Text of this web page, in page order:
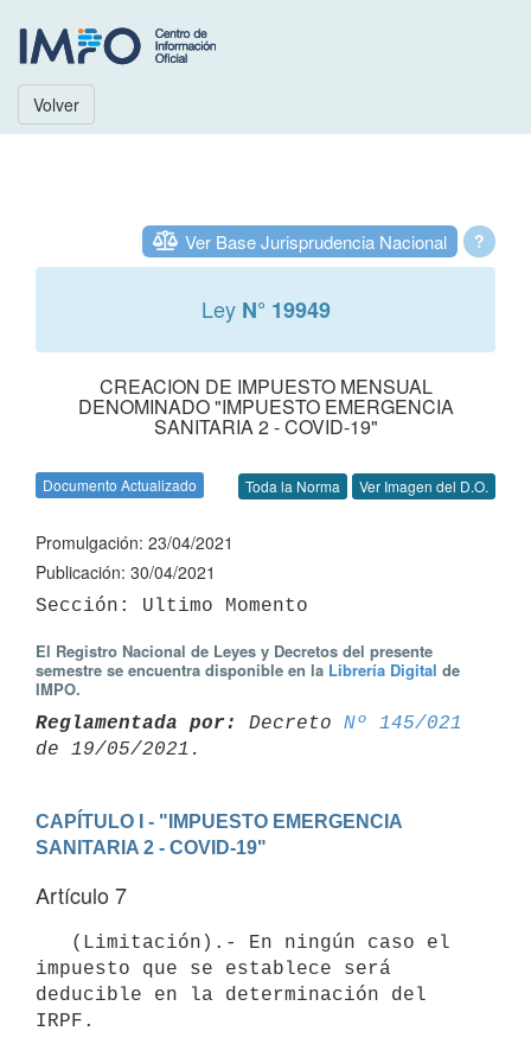
Volver
?
Ver Base Jurisprudencia Nacional
Ley N° 19949
CREACION DE IMPUESTO MENSUAL
DENOMINADO "IMPUESTO EMERGENCIA
SANITARIA 2 - COVID-19"
Documento Actualizado Toda la Norma Ver Imagen del D.O.
Promulgación: 23/04/2021
Publicación: 30/04/2021
El Registro Nacional de Leyes y Decretos del presente
semestre se encuentra disponible en la Librería Digital de
IMPO.
Reglamentada por: Decreto Nº 145/021
CAPÍTULO I - "IMPUESTO EMERGENCIA
SANITARIA 2 - COVID-19"
Artículo 7
impuesto que se establece será
deducible en la determinación del
IRPF.